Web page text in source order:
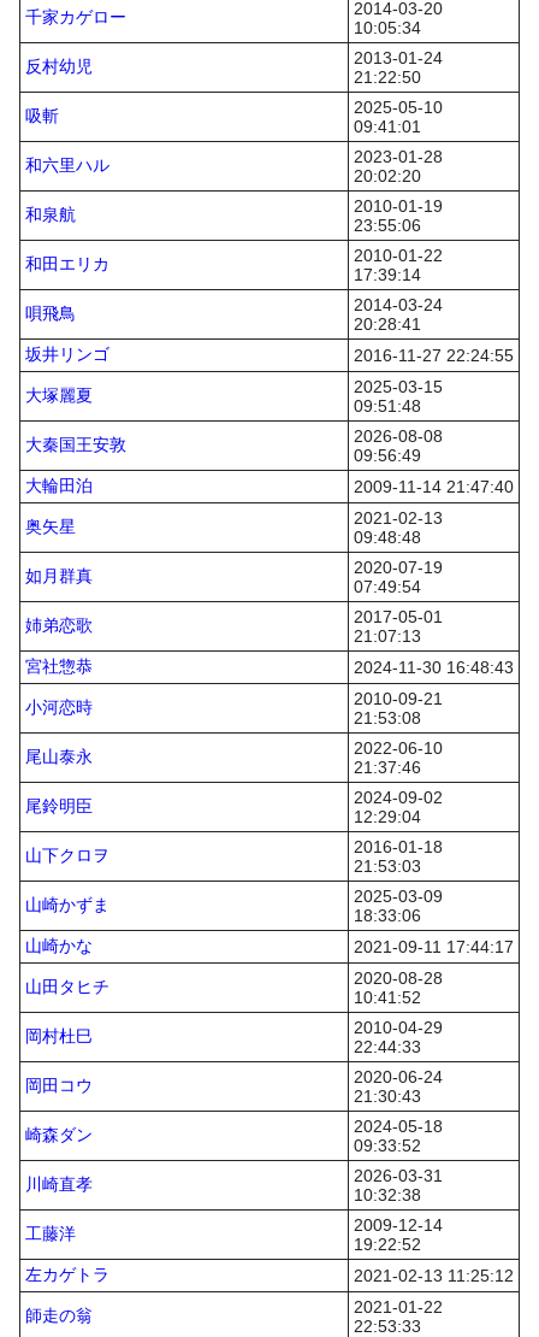
千家カゲロー
2014-03-20
10:05:34
反村幼児
2013-01-24
21:22:50
吸斬
2025-05-10
09:41:01
和六里ハル
2023-01-28
20:02:20
和泉航
2010-01-19
23:55:06
和田エリカ
2010-01-22
17:39:14
唄飛鳥
2014-03-24
20:28:41
坂井リンゴ
2016-11-27 22:24:55
大塚麗夏
2025-03-15
09:51:48
大秦国王安敦
2026-08-08
09:56:49
大輪田泊
2009-11-14 21:47:40
奥矢星
2021-02-13
09:48:48
如月群真
2020-07-19
07:49:54
姉弟恋歌
2017-05-01
21:07:13
宮社惣恭
2024-11-30 16:48:43
小河恋時
2010-09-21
21:53:08
尾山泰永
2022-06-10
21:37:46
尾鈴明臣
2024-09-02
12:29:04
山下クロヲ
2016-01-18
21:53:03
山崎かずま
2025-03-09
18:33:06
山崎かな
2021-09-11 17:44:17
山田タヒチ
2020-08-28
10:41:52
岡村杜巳
2010-04-29
22:44:33
岡田コウ
2020-06-24
21:30:43
崎森ダン
2024-05-18
09:33:52
川崎直孝
2026-03-31
10:32:38
工藤洋
2009-12-14
19:22:52
左カゲトラ
2021-02-13 11:25:12
師走の翁
2021-01-22
22:53:33